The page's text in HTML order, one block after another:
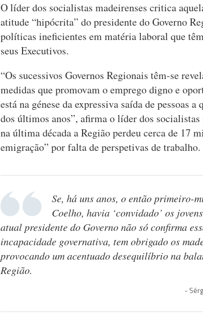
O líder dos socialistas madeirenses critica
atitude “hipócrita” do presidente do Governo
políticas ineficientes em matéria laboral que
seus Executivos.
“Os sucessivos Governos Regionais têm-se
medidas que promovam o emprego digno e
está na génese da expressiva saída de pessoas
dos últimos anos”, afirma o líder dos
na última década a Região perdeu cerca de 17
emigração” por falta de perspetivas de trabalho.
Se, há uns anos, o então primeiro-
Coelho, havia ‘convidado’ os
atual presidente do Governo não só confirma
incapacidade governativa, tem obrigado os
provocando um acentuado desequilíbrio na
Região.